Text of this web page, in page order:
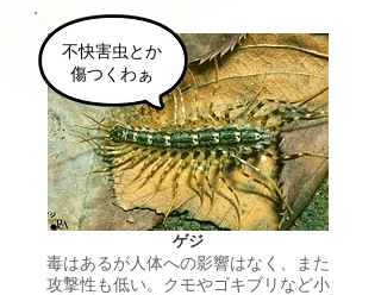
不快害虫とか
​傷つくわぁ
ゲジ
​毒はあるが人体への影響はなく、また
攻撃性も低い。クモやゴキブリなど小